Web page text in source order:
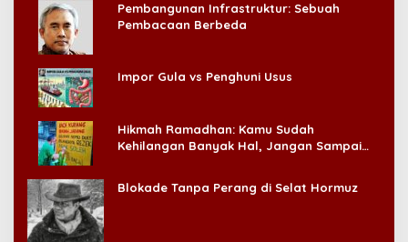
Pembangunan Infrastruktur: Sebuah
Pembacaan Berbeda
Impor Gula vs Penghuni Usus
Hikmah Ramadhan: Kamu Sudah
Kehilangan Banyak Hal, Jangan Sampai
Blokade Tanpa Perang di Selat Hormuz